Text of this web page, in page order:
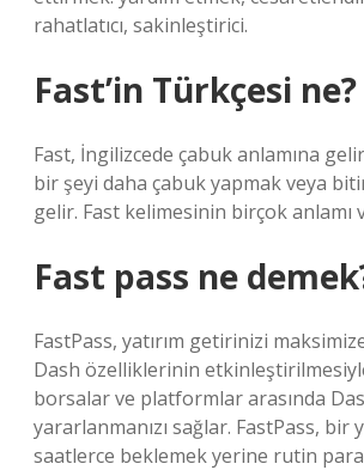
rahatlatıcı, sakinleştirici.
Fast’in Türkçesi ne?
Fast, İngilizcede çabuk anlamına
bir şeyi daha çabuk yapmak veya
gelir. Fast kelimesinin birçok anlamı
Fast pass ne
FastPass, yatırım getirinizi
Dash özelliklerinin
borsalar ve platformlar arasında
yararlanmanızı sağlar. FastPass, bir
saatlerce beklemek yerine rutin para